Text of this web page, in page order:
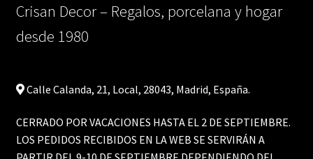
Crisan Decor – Regalos, porcelana y hogar
desde 1980
Calle Calanda, 21, Local, 28043, Madrid, España.
CERRADO POR VACACIONES HASTA EL 2 DE SEPTIEMBRE.
LOS PEDIDOS RECIBIDOS EN LA WEB SE SERVIRÁN A